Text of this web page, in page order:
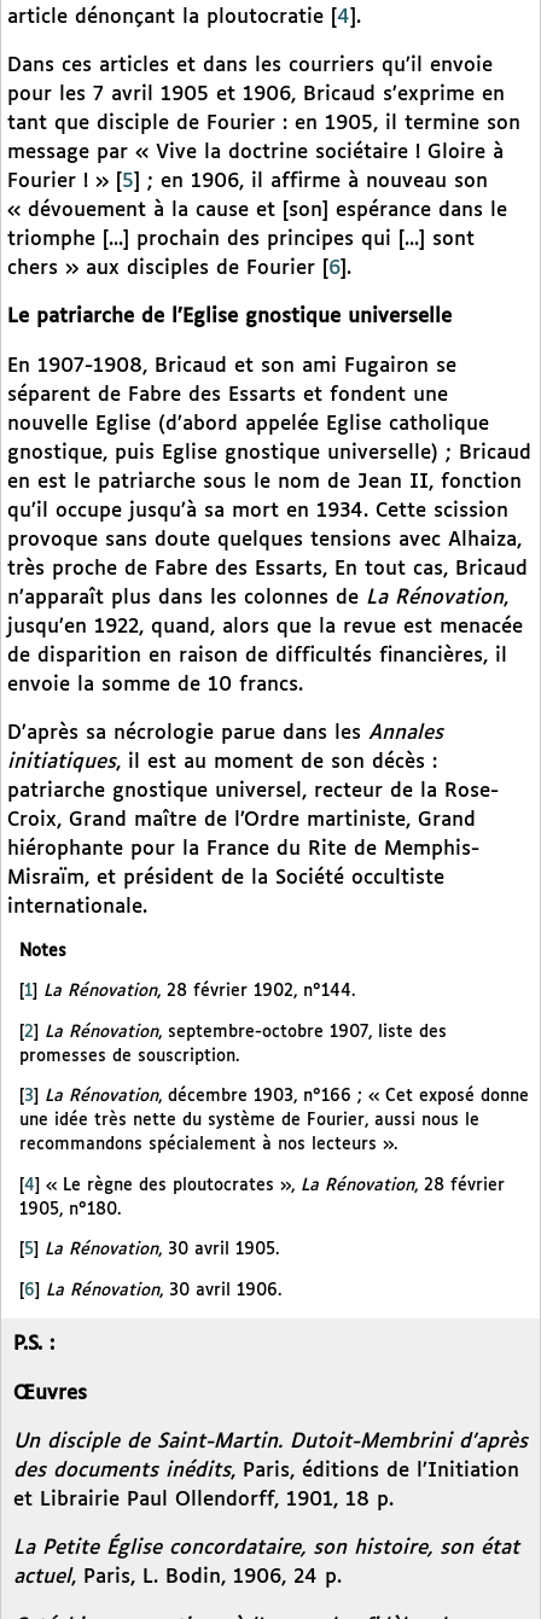
article dénonçant la ploutocratie
4 .
Dans ces articles et dans les courriers qu’il envoie
pour les 7 avril 1905 et 1906, Bricaud s’exprime en
tant que disciple de Fourier : en 1905, il termine son
message par « Vive la doctrine sociétaire ! Gloire à
Fourier ! »
5
; en 1906, il affirme à nouveau son
« dévouement à la cause et [son] espérance dans le
triomphe [...] prochain des principes qui [...] sont
chers » aux disciples de Fourier
6 .
Le patriarche de l’Eglise gnostique universelle
En 1907-1908, Bricaud et son ami Fugairon se
séparent de Fabre des Essarts et fondent une
nouvelle Eglise (d’abord appelée Eglise catholique
gnostique, puis Eglise gnostique universelle) ; Bricaud
en est le patriarche sous le nom de Jean II, fonction
qu’il occupe jusqu’à sa mort en 1934. Cette scission
provoque sans doute quelques tensions avec Alhaiza,
très proche de Fabre des Essarts, En tout cas, Bricaud
n’apparaît plus dans les colonnes de La Rénovation,
jusqu’en 1922, quand, alors que la revue est menacée
de disparition en raison de difficultés financières, il
envoie la somme de 10 francs.
D’après sa nécrologie parue dans les Annales
initiatiques, il est au moment de son décès :
patriarche gnostique universel, recteur de la Rose-
Croix, Grand maître de l’Ordre martiniste, Grand
hiérophante pour la France du Rite de Memphis-
Misraïm, et président de la Société occultiste
internationale.
Notes
1 La Rénovation, 28 février 1902, n°144.
[2] La Rénovation, septembre-octobre 1907, liste des
promesses de souscription.
3 La Rénovation, décembre 1903, n°166 ; « Cet exposé donne
une idée très nette du système de Fourier, aussi nous le
recommandons spécialement à nos lecteurs ».
[4] « Le règne des ploutocrates », La Rénovation, 28 février
1905, n°180.
5 La Rénovation, 30 avril 1905.
[6] La Rénovation, 30 avril 1906.
P.S. :
Œuvres
Un disciple de Saint-Martin. Dutoit-Membrini d’après
des documents inédits, Paris, éditions de l’Initiation
et Librairie Paul Ollendorff, 1901, 18 p.
La Petite Église concordataire, son histoire, son état
actuel, Paris, L. Bodin, 1906, 24 p.